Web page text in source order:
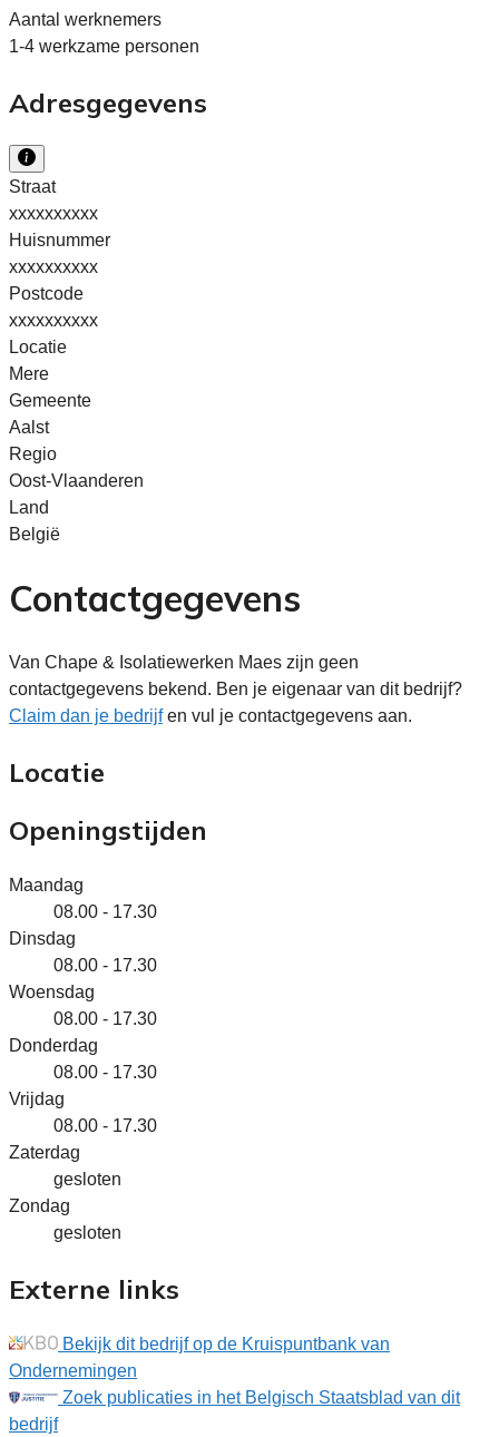
Aantal werknemers
1-4 werkzame personen
Adresgegevens
Straat
xxxxxxxxxx
Huisnummer
xxxxxxxxxx
Postcode
xxxxxxxxxx
Locatie
Mere
Gemeente
Aalst
Regio
Oost-Vlaanderen
Land
België
Contactgegevens
Van Chape & Isolatiewerken Maes zijn geen
contactgegevens bekend. Ben je eigenaar van dit bedrijf?
Claim dan je bedrijfen vul je contactgegevens aan.
Locatie
Openingstijden
Maandag
08.00 - 17.30
Dinsdag
08.00 - 17.30
Woensdag
08.00 - 17.30
Donderdag
08.00 - 17.30
Vrijdag
08.00 - 17.30
Zaterdag
gesloten
Zondag
gesloten
Externe links
Bekijk dit bedrijf op de Kruispuntbank van
Ondernemingen
Zoek publicaties in het Belgisch Staatsblad van dit
bedrijf